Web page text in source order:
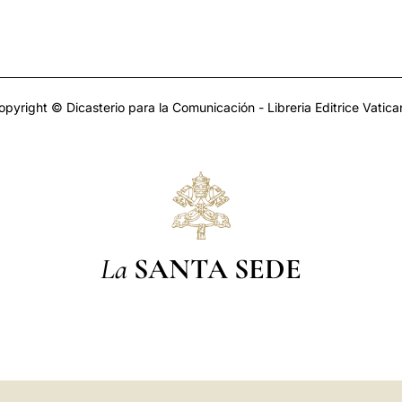
© Dicasterio para la Comunicación - Libreria Editrice
La SANTA SEDE